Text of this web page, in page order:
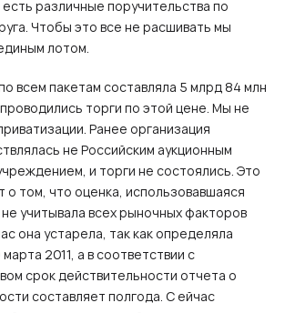
различные поручительства по
Чтобы это все не расшивать мы
лотом.
всем пакетам составляла 5 млрд 84 млн
торги по этой цене. Мы не
Ранее организация
не Российским аукционным
и торги не состоялись. Это
о том, что оценка, использовавшаяся
учитывала всех рыночных факторов
она устарела, так как определяла
2011, а в соответствии с
срок действительности отчета о
составляет полгода. С ейчас